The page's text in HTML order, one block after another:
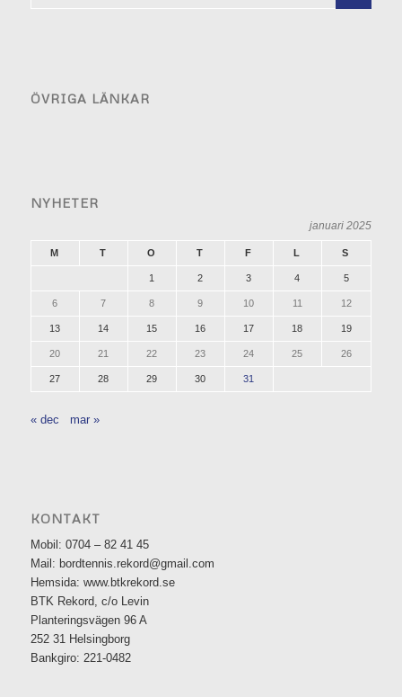
ÖVRIGA LÄNKAR
NYHETER
januari 2025
M T O T F L S
1 2 3 4 5
6 7 8 9 10 11 12
13 14 15 16 17 18 19
20 21 22 23 24 25 26
27 28 29 30 31
« dec mar »
KONTAKT
Mobil: 0704 – 82 41 45
Mail: bordtennis.rekord@gmail.com
Hemsida: www.btkrekord.se
BTK Rekord, c/o Levin
Planteringsvägen 96 A
252 31 Helsingborg
Bankgiro: 221-0482